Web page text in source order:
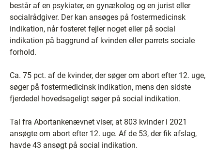
består af en psykiater, en gynækolog og en jurist eller
socialrådgiver. Der kan ansøges på fostermedicinsk
indikation, når fosteret fejler noget eller på social
indikation på baggrund af kvinden eller parrets sociale
forhold.
Ca. 75 pct. af de kvinder, der søger om abort efter 12. uge,
søger på fostermedicinsk indikation, mens den sidste
fjerdedel hovedsageligt søger på social indikation.
Tal fra Abortankenævnet viser, at 803 kvinder i 2021
ansøgte om abort efter 12. uge. Af de 53, der fik afslag,
havde 43 ansøgt på social indikation.